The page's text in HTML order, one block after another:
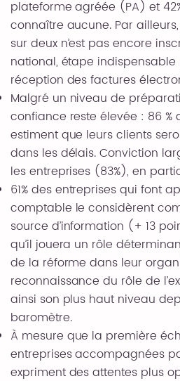
plateforme agréée (PA) et
connaître aucune. Par
sur deux n’est pas encore
national, étape
réception des factures
Malgré un niveau de
confiance reste élevée : 86
estiment que leurs clients
dans les délais. Conviction
les entreprises (83%), en
61% des entreprises qui font
comptable le considèrent
source d’information (+ 13
qu’il jouera un rôle
de la réforme dans leur
reconnaissance du rôle de
ainsi son plus haut niveau
baromètre.
À mesure que la première
entreprises accompagnées
expriment des attentes plus